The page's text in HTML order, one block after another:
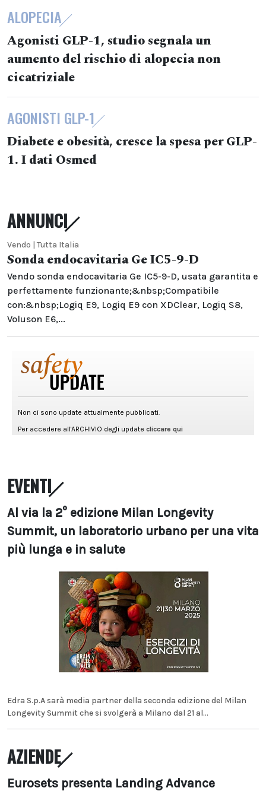
ALOPECIA
Agonisti GLP-1, studio segnala un
aumento del rischio di alopecia non
cicatriziale
AGONISTI GLP-1
Diabete e obesità, cresce la spesa per GLP-
1. I dati Osmed
ANNUNCI
Vendo | Tutta Italia
Sonda endocavitaria Ge IC5-9-D
Vendo sonda endocavitaria Ge IC5-9-D, usata garantita e
perfettamente funzionante;&nbsp;Compatibile
con:&nbsp;Logiq E9, Logiq E9 con XDClear, Logiq S8,
Voluson E6,...
EVENTI
Al via la 2° edizione Milan Longevity
Summit, un laboratorio urbano per una vita
più lunga e in salute
Edra S.p.A sarà media partner della seconda edizione del Milan
Longevity Summit che si svolgerà a Milano dal 21 al...
AZIENDE
Eurosets presenta Landing Advance